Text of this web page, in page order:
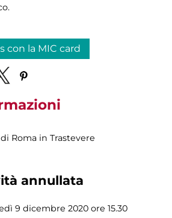
con la MIC card
Roma in Trastevere
annullata
9 dicembre 2020 ore 15.30